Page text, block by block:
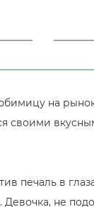
на
своими
печаль в
не